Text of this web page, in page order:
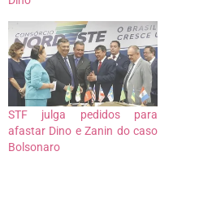
STF julga pedidos para
afastar Dino e Zanin do caso
Bolsonaro